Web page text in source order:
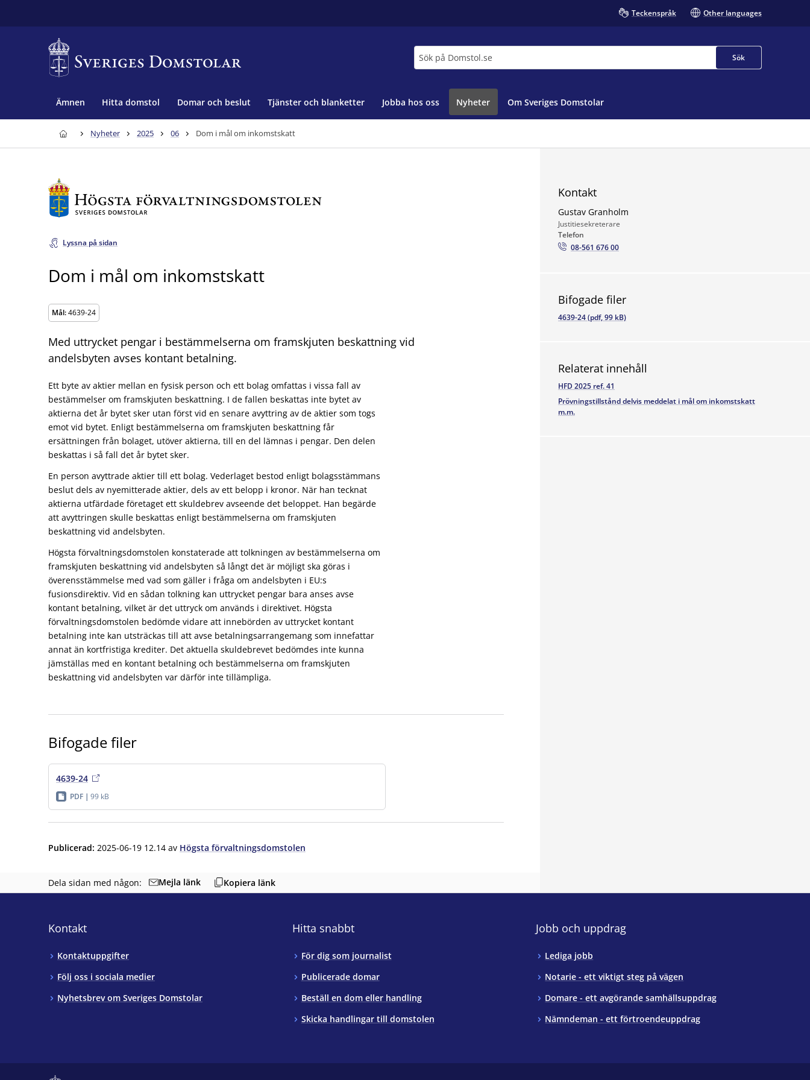
Teckenspråk Other languages
Sök
Ämnen Hitta domstol Domar och beslut Tjänster och blanketter Jobba hos oss Nyheter Om Sveriges Domstolar
Nyheter 2025 06 Dom i mål om inkomstskatt
Lyssna på sidan
Dom i mål om inkomstskatt
Mål:4639-24
Med uttrycket pengar i bestämmelserna om framskjuten beskattning vid
andelsbyten avses kontant betalning.
Ett byte av aktier mellan en fysisk person och ett bolag omfattas i vissa fall av
bestämmelser om framskjuten beskattning. I de fallen beskattas inte bytet av
aktierna det år bytet sker utan först vid en senare avyttring av de aktier som togs
emot vid bytet. Enligt bestämmelserna om framskjuten beskattning får
ersättningen från bolaget, utöver aktierna, till en del lämnas i pengar. Den delen
beskattas i så fall det år bytet sker.
En person avyttrade aktier till ett bolag. Vederlaget bestod enligt bolagsstämmans
beslut dels av nyemitterade aktier, dels av ett belopp i kronor. När han tecknat
aktierna utfärdade företaget ett skuldebrev avseende det beloppet. Han begärde
att avyttringen skulle beskattas enligt bestämmelserna om framskjuten
beskattning vid andelsbyten.
Högsta förvaltningsdomstolen konstaterade att tolkningen av bestämmelserna om
framskjuten beskattning vid andelsbyten så långt det är möjligt ska göras i
överensstämmelse med vad som gäller i fråga om andelsbyten i EU:s
fusionsdirektiv. Vid en sådan tolkning kan uttrycket pengar bara anses avse
kontant betalning, vilket är det uttryck om används i direktivet. Högsta
förvaltningsdomstolen bedömde vidare att innebörden av uttrycket kontant
betalning inte kan utsträckas till att avse betalningsarrangemang som innefattar
annat än kortfristiga krediter. Det aktuella skuldebrevet bedömdes inte kunna
jämställas med en kontant betalning och bestämmelserna om framskjuten
beskattning vid andelsbyten var därför inte tillämpliga.
Bifogade filer
4639-24
PDF 99 kB
Publicerad: 2025-06-19 12.14 av Högsta förvaltningsdomstolen
Dela sidan med någon: Mejla länk Kopiera länk
Kontakt
Gustav Granholm
Justitiesekreterare
Telefon
08-561 676 00
Bifogade filer
4639-24 (pdf, 99 kB)
Relaterat innehåll
HFD 2025 ref. 41
Prövningstillstånd delvis meddelat i mål om inkomstskatt
m.m.
Kontakt
Kontaktuppgifter
Följ oss i sociala medier
Nyhetsbrev om Sveriges Domstolar
Hitta snabbt
För dig som journalist
Publicerade domar
Beställ en dom eller handling
Skicka handlingar till domstolen
Jobb och uppdrag
Lediga jobb
Notarie - ett viktigt steg på vägen
Domare - ett avgörande samhällsuppdrag
Nämndeman - ett förtroendeuppdrag